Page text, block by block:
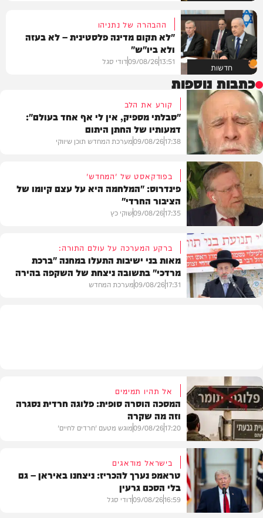
חדשות
ההבהרה של נתניהו
"לא תקום מדינה פלסטינית – לא בעזה
ולא ביו"ש"
13:51
09/08/26דודי סגל
כתבות נוספות
בית המדרש
קורע את הלב
"סבלתי מספיק, אין לי אף אחד בעולם":
דמעותיו של החתן היתום
17:38
09/08/26מערכת המחדש תוכן שיווקי
פוליטי
בפודקאסט של 'המחדש'
פינדרוס: "המלחמה היא על עצם קיומו של
הציבור החרדי"
17:35
09/08/26שוקי כץ
ברקע המערכה על עולם התורה:
מאות בני ישיבות התעלו במחנה "ברכת
מרדכי" בתשובה ניצחת של השקפה בהירה
17:31
09/08/26מערכת המחדש
דעות
אל תהיו תמימים
המסכה הוסרה סופית: פלוגה חרדית נסגרה
וזה מה שקרה
17:20
09/08/26מוגש מטעם 'חרדים לחיים'
בישראל מודאגים
טראמפ נערך להכריז: ניצחנו באיראן – גם
בלי הסכם גרעין
16:59
09/08/26דודי סגל